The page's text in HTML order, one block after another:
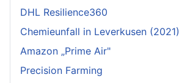
DHL Resilience360
Chemieunfall in Leverkusen (2021)
Amazon „Prime Air"
Precision Farming